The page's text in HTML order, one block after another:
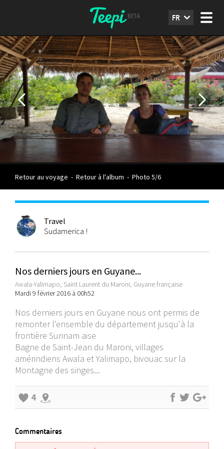
FR
Retour au voyage - Retour à l'album - Photo 5/6
Travel
Sudamerica !
Nos derniers jours en Guyane...
Awala-Yalimapo, Saint Laurent du Maroni, Guyane française
Mardi 9 février 2016 à 00h52
Nos derniers jours en Guyane nous ont permis de
remonter l'ensemble du département jusqu'à la
frontière Surinam aise
Bagne de Saint-Jean du Maroni, villages
amérindiens Awala et Yalimapo, bivouac sur la
Montagne des singes...
4
Commentaires